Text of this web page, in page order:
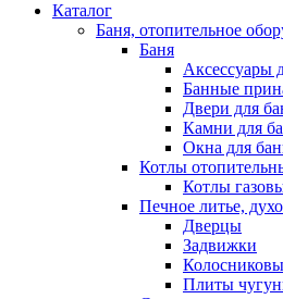
Каталог
Баня, отопительное
Баня
Аксессуары
Банные
Двери для
Камни для
Окна для
Котлы
Котлы
Печное литье,
Дверцы
Задвижки
Плиты